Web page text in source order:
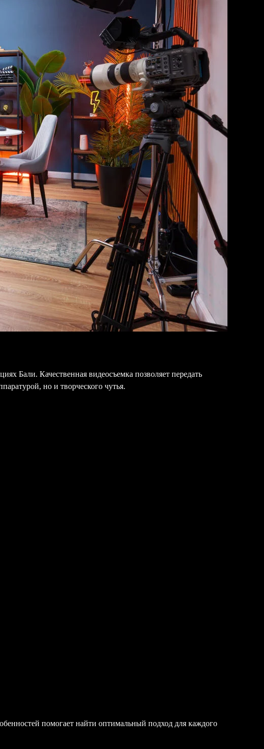
Бали. Качественная видеосъемка позволяет передать
но и творческого чутья.
помогает найти оптимальный подход для каждого